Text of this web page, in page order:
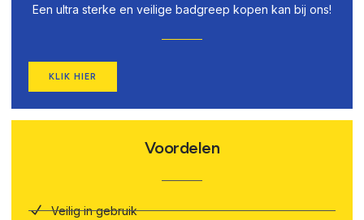
Een ultra sterke en veilige badgreep kopen kan bij ons!
KLIK HIER
Voordelen
Veilig in gebruik